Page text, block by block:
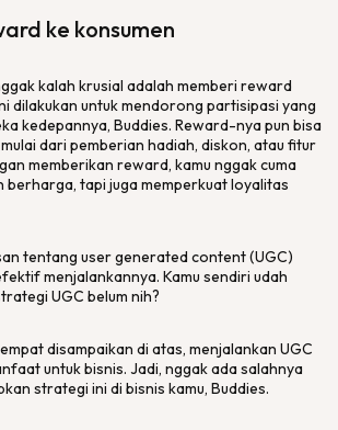
ke konsumen
kalah krusial adalah memberi reward
dilakukan untuk mendorong partisipasi yang
kedepannya, Buddies. Reward-nya pun bisa
dari pemberian hadiah, diskon, atau fitur
memberikan reward, kamu nggak cuma
tapi juga memperkuat loyalitas
tentang user generated content(UGC)
menjalankannya. Kamu sendiri udah
UGC belum nih?
disampaikan di atas, menjalankan UGC
untuk bisnis. Jadi, nggak ada salahnya
strategi ini di bisnis kamu, Buddies.